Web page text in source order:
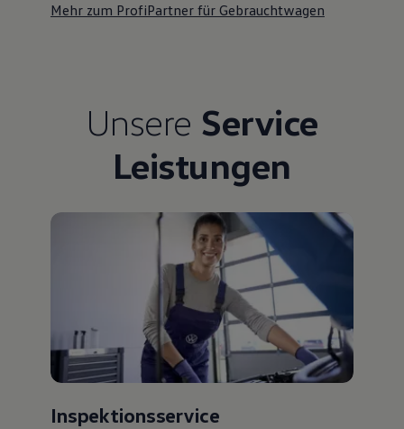
Mehr zum ProfiPartner für Gebrauchtwagen
Unsere Service
Leistungen
Inspektionsservice